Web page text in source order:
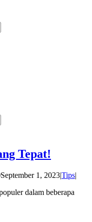
Tepat!
September 1, 2023|Tips|
dalam beberapa